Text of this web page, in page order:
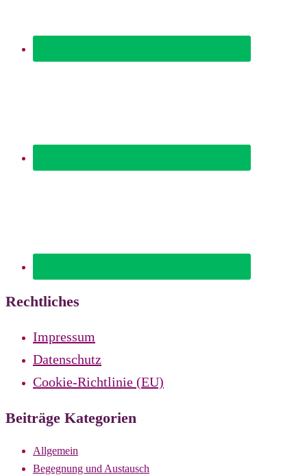
Rechtliches
Impressum
Datenschutz
Cookie-Richtlinie (EU)
Beiträge Kategorien
Allgemein
Begegnung und Austausch